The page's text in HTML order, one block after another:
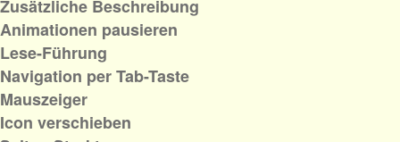
Zusätzliche Beschreibung
Animationen pausieren
Lese-Führung
Navigation per Tab-Taste
Mauszeiger
Icon verschieben